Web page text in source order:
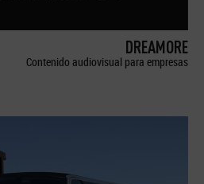
DREAMORE
Contenido audiovisual para empresas